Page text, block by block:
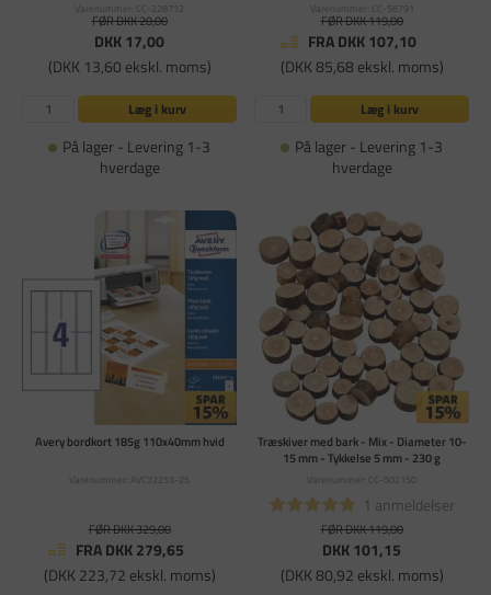
Varenummer: CC-228712
FØR DKK 20,00
DKK 17,00
(DKK 13,60 ekskl. moms)
Læg i kurv
På lager - Levering 1-3
hverdage
Varenummer: CC-56791
FØR DKK 119,00
FRA DKK 107,10
(DKK 85,68 ekskl. moms)
Læg i kurv
På lager - Levering 1-3
hverdage
Avery bordkort 185g 110x40mm hvid
Varenummer: AVC32253-25
FØR DKK 329,00
FRA DKK 279,65
(DKK 223,72 ekskl. moms)
Træskiver med bark - Mix - Diameter 10-
15 mm - Tykkelse 5 mm - 230 g
Varenummer: CC-502150
1 anmeldelser
FØR DKK 119,00
DKK 101,15
(DKK 80,92 ekskl. moms)